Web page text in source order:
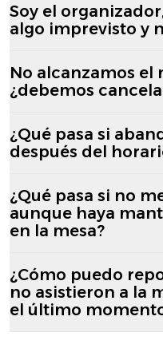
Soy el
algo imprevisto y
No alcanzamos
¿debemos
¿Qué pasa si
después del
¿Qué pasa si no
aunque haya
en la mesa?
¿Cómo puedo
no asistieron a la
el último